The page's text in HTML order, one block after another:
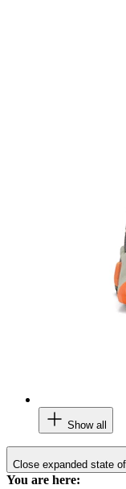
Show all
Close expanded state
You are here: